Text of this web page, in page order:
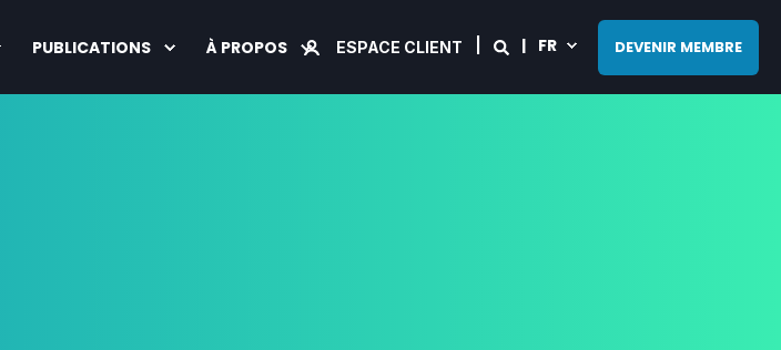
PUBLICATIONS À PROPOS ESPACE CLIENT FR DEVENIR MEMBRE